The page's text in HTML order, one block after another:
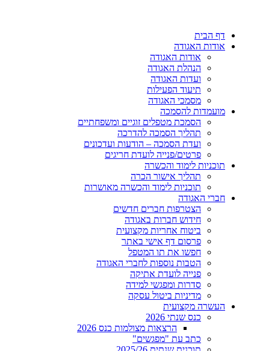
דף הבית
אודות האגודה
אודות האגודה
הנהלת האגודה
ועדות האגודה
תיעוד הפעילות
מסמכי האגודה
מועמדות להסמכה
הסמכת מטפלים זוגיים ומשפחתיים
תהליך הסמכה להדרכה
ועדת הסמכה – הודעות ועדכונים
פרטים/פנייה לועדת חריגים
תוכניות לימוד והכשרה
תהליך אישור הכרה
תוכניות לימוד והכשרה מאושרות
חברי האגודה
הצטרפות חברים חדשים
חידוש חברות באגודה
ביטוח אחריות מקצועית
פרסום דף אישי באתר
חפשו את תו המטפל
הטבות נוספות לחברי האגודה
פנייה לועדת אתיקה
סדרות ומפגשי למידה
מדיניות ביטול עסקה
העשרה מקצועית
כנס שנתי 2026
הרצאות מצולמות כנס 2026
כתב עת "מפגשים"